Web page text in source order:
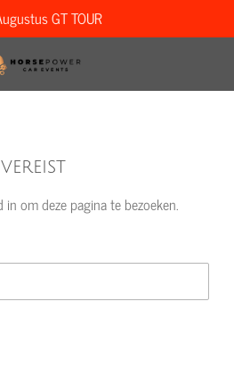
GT TOUR
om deze pagina te bezoeken.